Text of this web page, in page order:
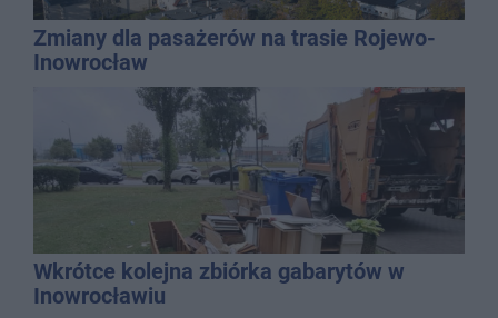
Zmiany dla pasażerów na trasie Rojewo-
Inowrocław
Wkrótce kolejna zbiórka gabarytów w
Inowrocławiu